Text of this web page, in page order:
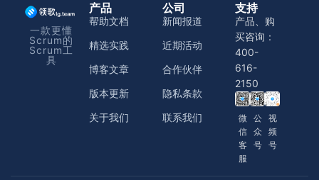
一款更懂
Scrum的
Scrum工
具
产品
帮助文档
精选实践
博客文章
版本更新
关于我们
公司
新闻报道
近期活动
合作伙伴
隐私条款
联系我们
支持
产品、购
买咨询：
400-
616-
2150
微
信
客
服
公
众
号
视
频
号